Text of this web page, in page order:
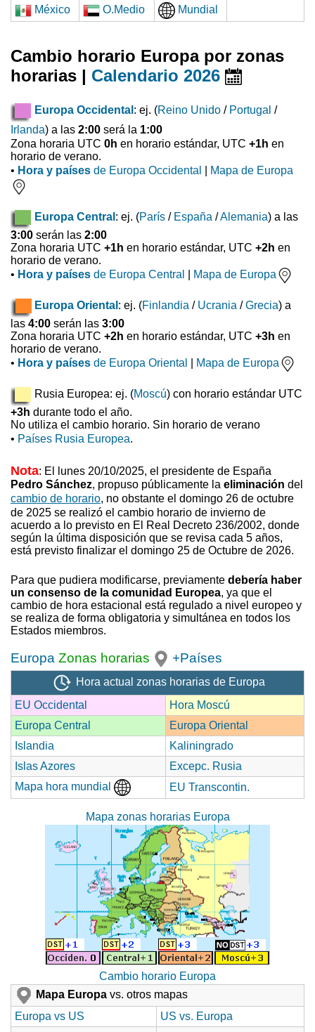
México
O.Medio Mundial
Cambio horario Europa por zonas
horarias | Calendario 2026
Europa Occidental : ej. (Reino Unido / Portugal /
Irlanda) a las 2:00 será la 1:00
Zona horaria UTC 0h en horario estándar, UTC +1h en
horario de verano.
• Hora y países de Europa Occidental Mapa de Europa
Europa Central : ej. (París / España /Alemania) a las
3:00 serán las 2:00
Zona horaria UTC +1h en horario estándar, UTC +2h en
horario de verano.
• Hora y países de Europa Central Mapa de Europa
Europa Oriental : ej. (Finlandia / Ucrania /Grecia) a
las 4:00 serán las 3:00
Zona horaria UTC +2h en horario estándar, UTC +3h en
horario de verano.
• Hora y países de Europa Oriental Mapa de Europa
Rusia Europea: ej. (Moscú) con horario estándar UTC
+3h durante todo el año.
No utiliza el cambio horario. Sin horario de verano
• Países Rusia Europea.
Nota: El lunes 20/10/2025, el presidente de España
Pedro Sánchez, propuso públicamente la eliminación del
cambio de horario, no obstante el domingo 26 de octubre
de 2025 se realizó el cambio horario de invierno de
acuerdo a lo previsto en El Real Decreto 236/2002, donde
según la última disposición que se revisa cada 5 años,
está previsto finalizar el domingo 25 de Octubre de 2026.
Para que pudiera modificarse, previamente debería haber
un consenso de la comunidad Europea, ya que el
cambio de hora estacional está regulado a nivel europeo y
se realiza de forma obligatoria y simultánea en todos los
Estados miembros.
Europa Zonas horarias +Países
Hora actual zonas horarias de Europa
EU Occidental
Hora Moscú
Europa Central
Europa Oriental
Islandia
Kaliningrado
Islas Azores
Excepc. Rusia
Mapa hora mundial
EU Transcontin.
Mapa zonas horarias Europa
Cambio horario Europa
Mapa Europa vs. otros mapas
Europa vs US
US vs. Europa